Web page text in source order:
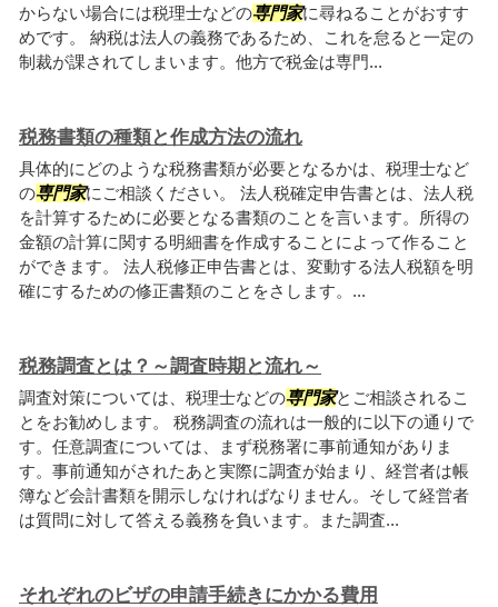
からない場合には税理士などの専門家に尋ねることがおすす
めです。 納税は法人の義務であるため、これを怠ると一定の
制裁が課されてしまいます。他方で税金は専門...
税務書類の種類と作成方法の流れ
具体的にどのような税務書類が必要となるかは、税理士など
の専門家にご相談ください。 法人税確定申告書とは、法人税
を計算するために必要となる書類のことを言います。所得の
金額の計算に関する明細書を作成することによって作ること
ができます。 法人税修正申告書とは、変動する法人税額を明
確にするための修正書類のことをさします。...
税務調査とは？～調査時期と流れ～
調査対策については、税理士などの専門家とご相談されるこ
とをお勧めします。 税務調査の流れは一般的に以下の通りで
す。任意調査については、まず税務署に事前通知がありま
す。事前通知がされたあと実際に調査が始まり、経営者は帳
簿など会計書類を開示しなければなりません。そして経営者
は質問に対して答える義務を負います。また調査...
それぞれのビザの申請手続きにかかる費用